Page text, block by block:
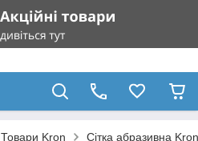
Товари Kron Сітка абразивна Kron